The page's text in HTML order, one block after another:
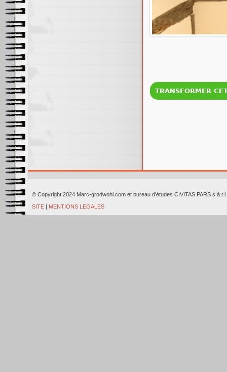
© Copyright 2024 Marc-grodwohl.com et bureau d'études CIVITAS
SITE | MENTIONS LEGALES